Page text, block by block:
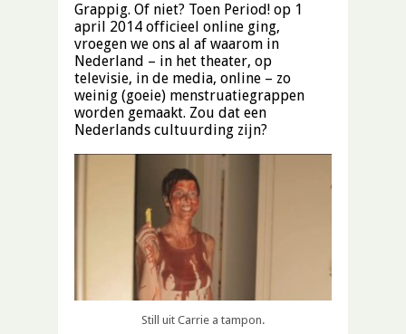
Grappig. Of niet? Toen Period! op 1
april 2014 officieel online ging,
vroegen we ons al af waarom in
Nederland – in het theater, op
televisie, in de media, online – zo
weinig (goeie) menstruatiegrappen
worden gemaakt. Zou dat een
Nederlands cultuurding zijn?
Still uit Carrie a tampon.